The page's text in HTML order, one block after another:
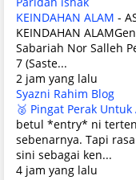
KEINDAHAN ALAM -
KEINDAHAN
Sabariah Nor Salleh
7 (Saste...
2 jam yang lalu
Syazni Rahim Blog
🥈 Pingat Perak Untuk
betul *entry* ni
sebenarnya. Tapi
sini sebagai ken...
4 jam yang lalu